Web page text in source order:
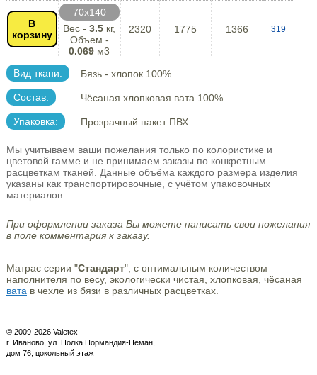
В
корзину
70х140
Вес -3.5 кг,
Объем -
0.069 м3
2320 1775 1366 319
Вид ткани: Бязь - хлопок 100%
Состав: Чёсаная хлопковая вата 100%
Упаковка: Прозрачный пакет ПВХ
Мы учитываем ваши пожелания только по колористике и
цветовой гамме и не принимаем заказы по конкретным
расцветкам тканей. Данные объёма каждого размера изделия
указаны как транспортировочные, с учётом упаковочных
материалов.
При оформлении заказа Вы можете написать свои пожелания
в поле комментария к заказу.
Матрас серии "Стандарт", с оптимальным количеством
наполнителя по весу, экологически чистая, хлопковая, чёсаная
вата в чехле из бязи в различных расцветках.
© 2009-2026 Valetex
г. Иваново, ул. Полка Нормандия-Неман,
дом 76, цокольный этаж